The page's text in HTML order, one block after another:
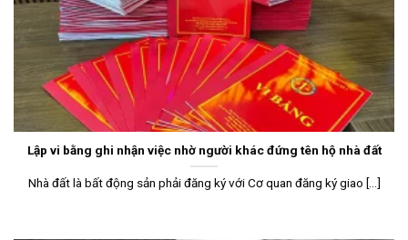
Lập vi bằng ghi nhận việc nhờ người khác đứng tên hộ nhà đất
Nhà đất là bất động sản phải đăng ký với Cơ quan đăng ký giao [...]